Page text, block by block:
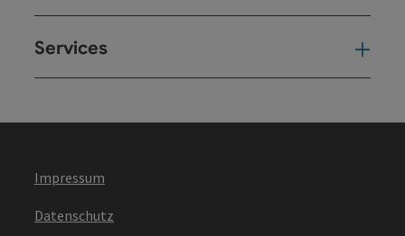
Services
Impressum
Datenschutz